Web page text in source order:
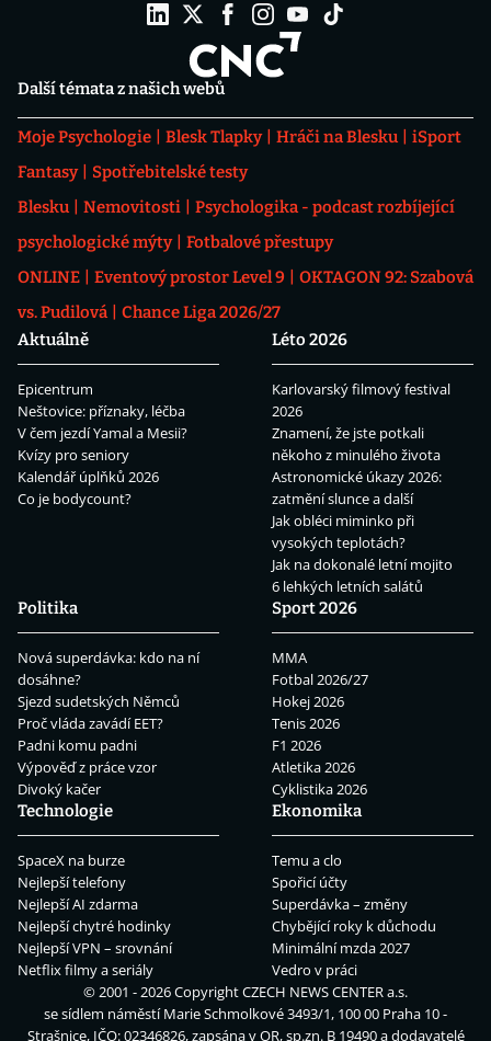
Další témata z našich webů
Moje Psychologie Blesk Tlapky Hráči na Blesku
iSport
Fantasy
Spotřebitelské testy
Blesku
Nemovitosti
Psychologika - podcast rozbíjející
psychologické mýty
Fotbalové přestupy
ONLINE
Eventový prostor Level 9
OKTAGON 92: Szabová
vs. Pudilová
Chance Liga 2026/27
Aktuálně
Epicentrum
Neštovice: příznaky, léčba
V čem jezdí Yamal a Mesii?
Kvízy pro seniory
Kalendář úplňků 2026
Co je bodycount?
Léto 2026
Karlovarský filmový festival
2026
Znamení, že jste potkali
někoho z minulého života
Astronomické úkazy 2026:
zatmění slunce a další
Jak obléci miminko při
vysokých teplotách?
Jak na dokonalé letní mojito
6 lehkých letních salátů
Politika
Nová superdávka: kdo na ní
dosáhne?
Sjezd sudetských Němců
Proč vláda zavádí EET?
Padni komu padni
Výpověď z práce vzor
Divoký kačer
Sport 2026
MMA
Fotbal 2026/27
Hokej 2026
Tenis 2026
F1 2026
Atletika 2026
Cyklistika 2026
Technologie
SpaceX na burze
Nejlepší telefony
Nejlepší AI zdarma
Nejlepší chytré hodinky
Nejlepší VPN – srovnání
Netflix filmy a seriály
Ekonomika
Temu a clo
Spořicí účty
Superdávka – změny
Chybějící roky k důchodu
Minimální mzda 2027
Vedro v práci
© 2001 - 2026 CopyrightCZECH NEWS CENTER a.s.
se sídlem náměstí Marie Schmolkové 3493/1, 100 00 Praha 10 -
Strašnice, IČO: 02346826, zapsána v OR, sp.zn. B 19490 a dodavatelé